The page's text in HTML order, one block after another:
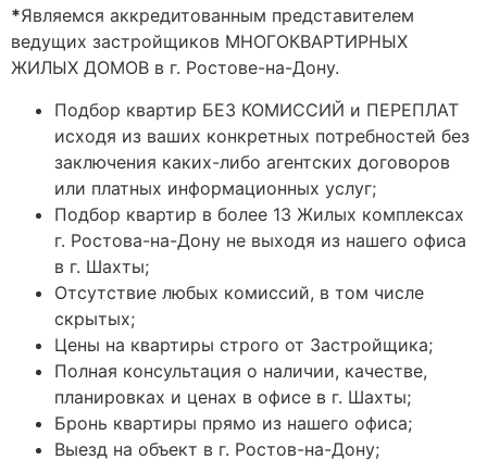
*Являемся аккредитованным представителем
ведущих застройщиков МНОГОКВАРТИРНЫХ
ЖИЛЫХ ДОМОВ в г. Ростове-на-Дону.
Подбор квартир БЕЗ КОМИССИЙ и ПЕРЕПЛАТ
исходя из ваших конкретных потребностей без
заключения каких-либо агентских договоров
или платных информационных услуг;
Подбор квартир в более 13 Жилых комплексах
г. Ростова-на-Дону не выходя из нашего офиса
в г. Шахты;
Отсутствие любых комиссий, в том числе
скрытых;
Цены на квартиры строго от Застройщика;
Полная консультация о наличии, качестве,
планировках и ценах в офисе в г. Шахты;
Бронь квартиры прямо из нашего офиса;
Выезд на объект в г. Ростов-на-Дону;